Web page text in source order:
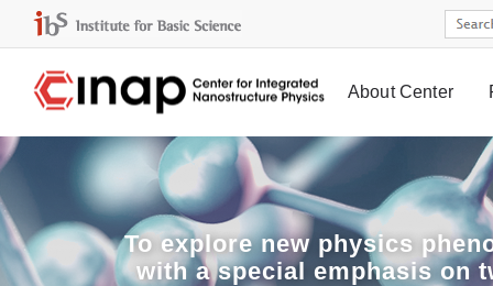
About Center
To explorenew physics
with a special emphasis on